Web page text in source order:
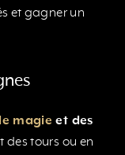
et gagner un
magie et des
des tours ou en